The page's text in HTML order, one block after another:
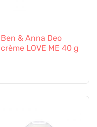
Ben & Anna Deo
crème LOVE ME 40 g